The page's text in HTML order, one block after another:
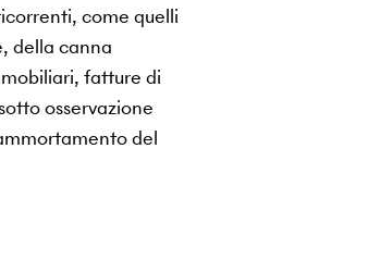
come quelli
della canna
fatture di
osservazione
del